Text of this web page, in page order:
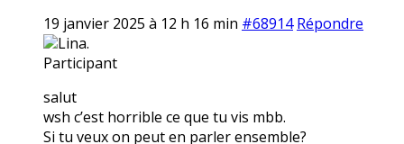
19 janvier 2025 à 12 h 16 min #68914 Répondre
Lina.
Participant
salut
wsh c’est horrible ce que tu vis mbb.
Si tu veux on peut en parler ensemble?